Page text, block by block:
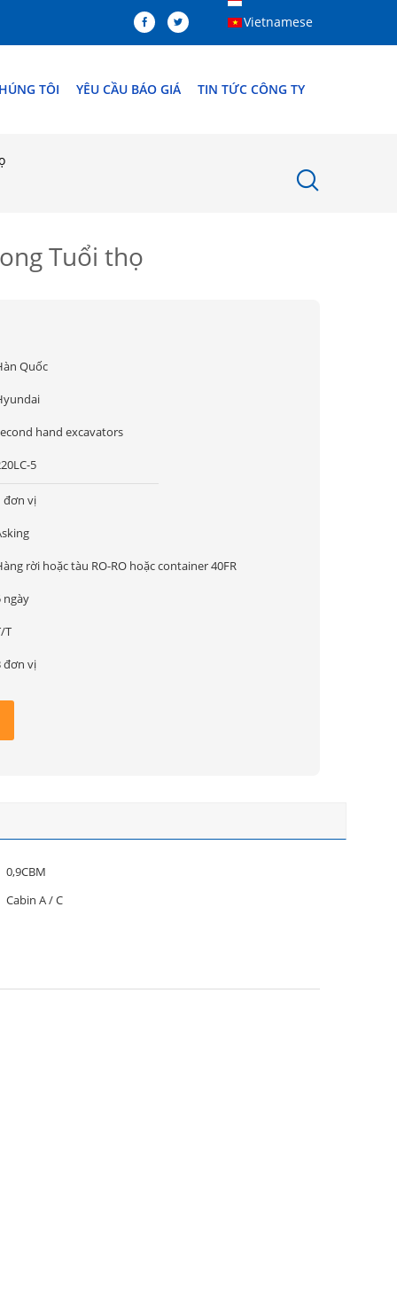
Vietnamese
TÔI YÊU CẦU BÁO GIÁ TIN TỨC CÔNG TY
Tuổi thọ
Quốc
hand excavators
5
đơn vị
rời hoặc tàu RO-RO hoặc container 40FR
ngày
T
đơn vị
0,9CBM
Cabin A / C